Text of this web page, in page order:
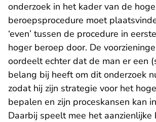
onderzoek in het kader van de
beroepsprocedure moet
‘even’ tussen de procedure in
hoger beroep door. De
oordeelt echter dat de man er een
belang bij heeft om dit onderzoek
zodat hij zijn strategie voor het
bepalen en zijn proceskansen kan
Daarbij speelt mee het